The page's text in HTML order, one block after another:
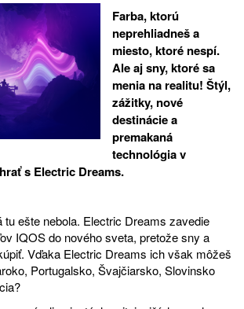
Farba, ktorú
neprehliadneš a
miesto, ktoré nespí.
Ale aj sny, ktoré sa
menia na realitu! Štýl,
zážitky, nové
destinácie a
premakaná
technológia v
s Electric Dreams.
tu ešte nebola. Electric Dreams zavedie
IQOS do nového sveta, pretože sny a
Vďaka Electric Dreams ich však môžeš
Portugalsko, Švajčiarsko, Slovinsko